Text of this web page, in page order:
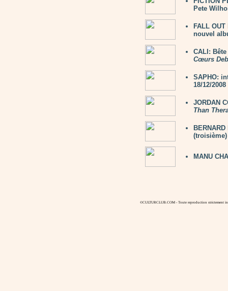
Pete
FALL
nouvel
CALI:
Cœurs
SAPHO:
18/12/2008
JORDAN
Than
MANU
©CULTURCLUB.COM - Toute reproduction strictement